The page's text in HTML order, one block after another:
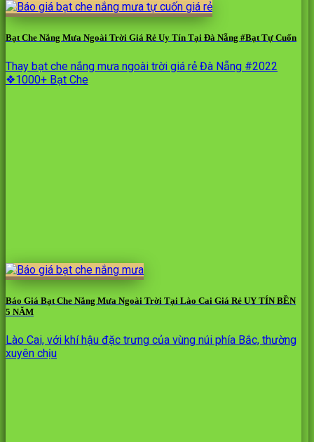
Bạt Che Nắng Mưa Ngoài Trời Giá Rẻ Uy Tín Tại Đà Nẵng #Bạt Tự Cuốn
Thay bạt che nắng mưa ngoài trời giá rẻ Đà Nẵng #2022
❖1000+ Bạt Che
Báo Giá Bạt Che Nắng Mưa Ngoài Trời Tại Lào Cai Giá Rẻ UY TÍN BỀN
5 NĂM
Lào Cai, với khí hậu đặc trưng của vùng núi phía Bắc, thường
xuyên chịu